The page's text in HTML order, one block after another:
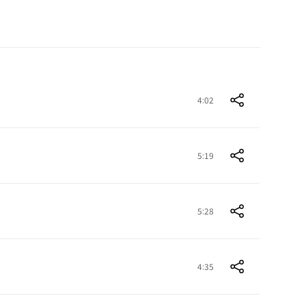
4:02
5:19
5:28
4:35